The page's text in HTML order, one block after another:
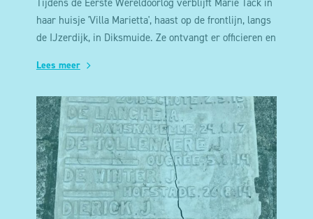
Tijdens de Eerste Wereldoorlog verblijft Marie Tack in
haar huisje 'Villa Marietta', haast op de frontlijn, langs
de IJzerdijk, in Diksmuide. Ze ontvangt er officieren en
haar gastenboek, haar 'Gulden Boek'
Lees meer